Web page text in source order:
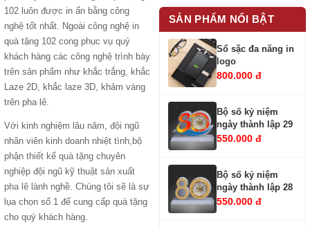
102 luôn được in ấn bằng công
nghệ tốt nhất. Ngoài công nghệ in
quà tặng 102 cong phục vụ quý
khách hàng các công nghệ trình bày
trên sản phẩm như khắc trắng, khắc
Laze 2D, khắc laze 3D, khảm vàng
trên pha lê.
Với kinh nghiệm lâu năm, đội ngũ
nhân viên kinh doanh nhiệt tình,bộ
phận thiết kế quà tặng chuyên
nghiệp đội ngũ kỹ thuật sản xuất
pha lê lành nghề. Chúng tôi sẽ là sự
lụa chọn số 1 để cung cấp quà tặng
cho quý khách hàng.
SẢN PHẨM NỔI BẬT
Sổ sặc đa năng in
logo
800.000 đ
Bộ số kỷ niệm
ngày thành lập 29
550.000 đ
Bộ số kỷ niệm
ngày thành lập 28
550.000 đ